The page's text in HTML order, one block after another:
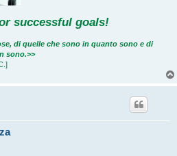
successful goals!
di quelle che sono in quanto sono e di
sono.>>